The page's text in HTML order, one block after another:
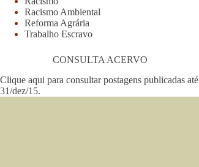
Racismo Ambiental
Reforma Agrária
Trabalho Escravo
CONSULTA ACERVO
Clique aqui para consultar postagens publicadas até
31/dez/15.